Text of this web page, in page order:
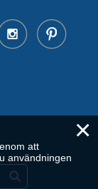
×
att
användningen